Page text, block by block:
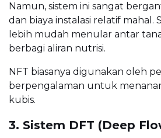
Namun, sistem ini sangat
dan biaya instalasi relatif mahal.
lebih mudah menular antar
berbagi aliran nutrisi.
NFT biasanya digunakan oleh
berpengalaman untuk
kubis.
3. Sistem DFT (Deep